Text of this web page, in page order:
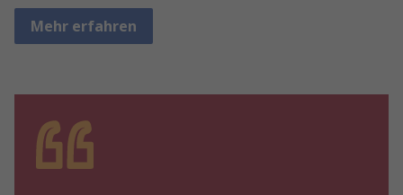
Mehr erfahren